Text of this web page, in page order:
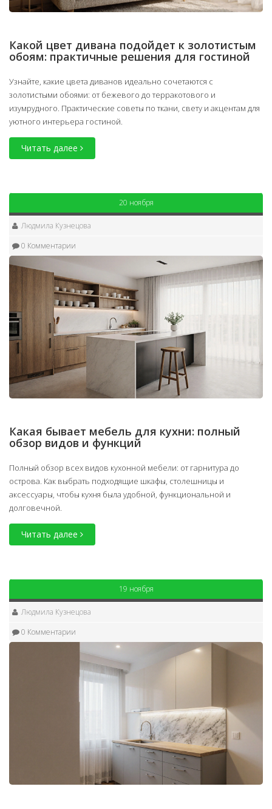
Какой цвет дивана подойдет к золотистым
обоям: практичные решения для гостиной
Узнайте, какие цвета диванов идеально сочетаются с
золотистыми обоями: от бежевого до терракотового и
изумрудного. Практические советы по ткани, свету и акцентам для
уютного интерьера гостиной.
Читать далее
20 ноября
Людмила Кузнецова
0 Комментарии
Какая бывает мебель для кухни: полный
обзор видов и функций
Полный обзор всех видов кухонной мебели: от гарнитура до
острова. Как выбрать подходящие шкафы, столешницы и
аксессуары, чтобы кухня была удобной, функциональной и
долговечной.
Читать далее
19 ноября
Людмила Кузнецова
0 Комментарии